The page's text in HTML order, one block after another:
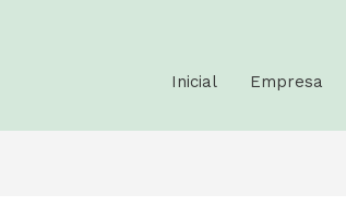
Inicial Empresa